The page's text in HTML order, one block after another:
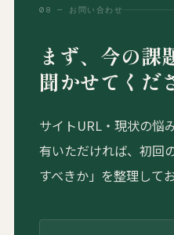
08 — お問い合わせ
まず、今の課
聞かせてくだ
サイトURL・現状の悩
有いただければ、初回
すべきか」を整理して